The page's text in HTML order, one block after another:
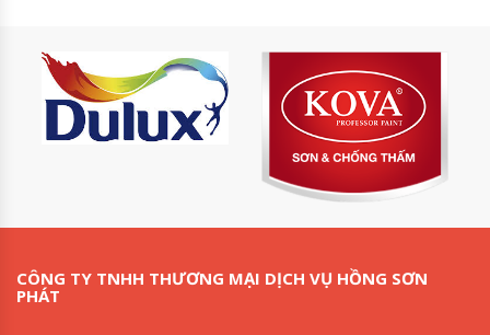
CÔNG TY TNHH THƯƠNG MẠI DỊCH VỤ HỒNG SƠN
PHÁT